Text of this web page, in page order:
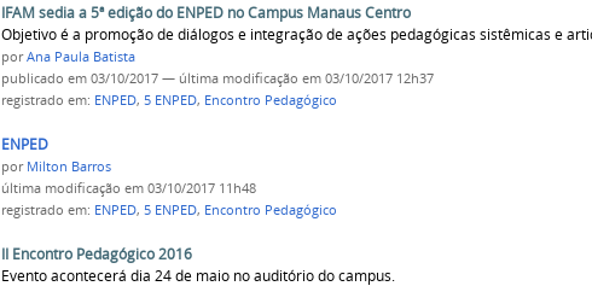
IFAM sedia a 5ª edição do ENPED no Campus Manaus Centro
Objetivo é a promoção de diálogos e integração de ações pedagógicas sistêmicas e
porAna Paula Batista
publicado em 03/10/2017 — última modificação em 03/10/2017 12h37
registrado em: ENPED, 5 ENPED, Encontro Pedagógico
ENPED
por Milton Barros
última modificação em 03/10/2017 11h48
registrado em: ENPED, 5 ENPED, Encontro Pedagógico
II Encontro Pedagógico 2016
Evento acontecerá dia 24 de maio no auditório do campus.